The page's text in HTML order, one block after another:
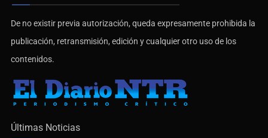
De no existir previa autorización, queda expresamente prohibida la
publicación, retransmisión, edición y cualquier otro uso de los
contenidos.
Últimas Noticias